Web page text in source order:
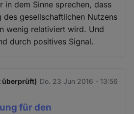
in dem Sinne sprechen, dass
gesellschaftlichen Nutzens
wenig relativiert wird. Und
durch positives Signal.
überprüft) Do. 23 Jun 2016 - 13:56
für den